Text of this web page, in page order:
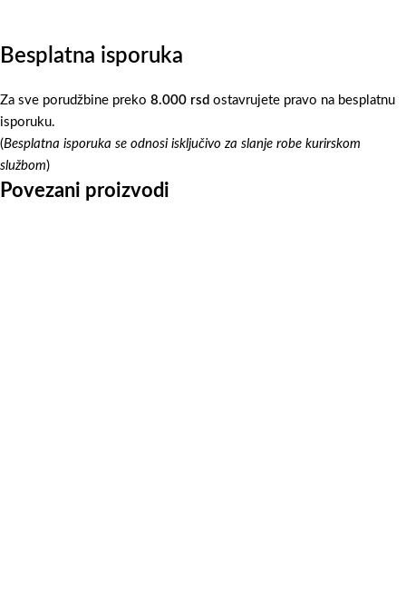
Besplatna isporuka
Za sve porudžbine preko 8.000 rsd ostavrujete pravo na besplatnu
isporuku.
(Besplatna isporuka se odnosi isključivo za slanje robe kurirskom
službom)
Povezani proizvodi